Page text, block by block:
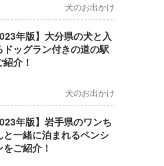
犬のお出かけ
年版】大分県の犬と入
ドッグラン付きの道の駅
介！
犬のお出かけ
年版】岩手県のワンち
と一緒に泊まれるペンシ
をご紹介！